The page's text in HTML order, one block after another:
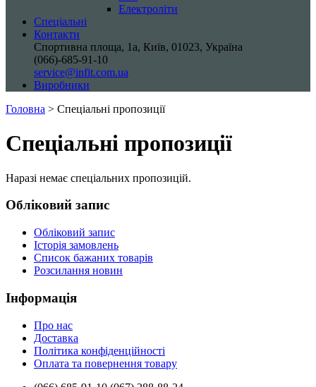
Електроліти
Спеціальні
Контакти
Спортивна площа, 1a, Київ, 01023, Україна
(066)-685-91-10
service@infit.com.ua
Виробники
Головна > Спеціальні пропозиції
Спеціальні пропозиції
Наразі немає спеціальних пропозицій.
Обліковий запис
Обліковий запис
Історія замовлень
Список бажаних товарів
Розсилання новин
Інформація
Про нас
Доставка
Політика конфіденційності
Оплата та повернення товару